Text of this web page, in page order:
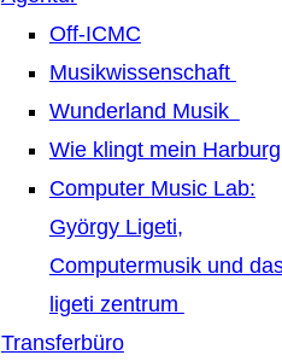
Off-ICMC
Musikwissenschaft
Wunderland Musik
Wie klingt mein Harburg
Computer Music Lab:
György Ligeti,
Computermusik und
ligeti zentrum
Transferbüro